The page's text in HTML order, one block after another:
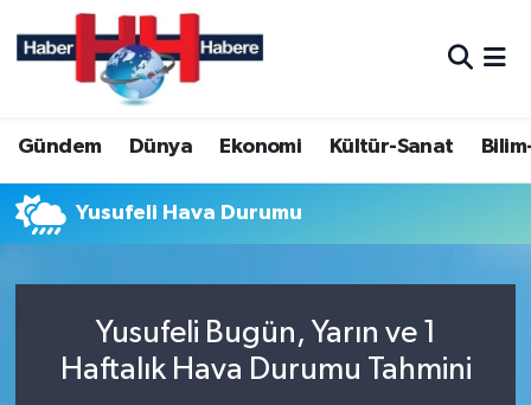
Gündem Dünya Ekonomi Kültür-Sanat
Yusufeli Hava Durumu
Yusufeli Bugün, Yarın ve 1
Haftalık Hava Durumu Tahmini
Hava Durumu
Trafik Durumu
Süper Lig Puan Durumu ve Fikstür
Son Dakika Haberleri